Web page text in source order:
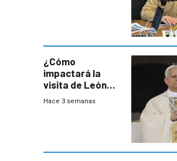
¿Cómo
impactará la
visita de León
XIV a Uruguay?
Hace 3 semanas